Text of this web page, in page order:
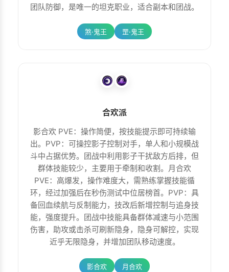
团队防御，是唯一的坦克职业，适合副本和团战。
煞·鬼王 罡·鬼王
合欢派
影合欢 PVE：操作简便，按技能提示即可持续输
出。PVP：可操控影子控制对手，单人和小规模战
斗中占据优势。团战中利用影子干扰敌方后排，但
群体技能较少，主要用于牵制和收割。月合欢
PVE：高爆发，操作难度大，需熟练掌握技能循
环，经过加强后在秒伤测试中位居榜首。PVP：具
备回血续航与反制能力，技改后新增控制与追身技
能，强度提升。团战中技能具备群体减速与小范围
伤害，助攻或击杀可刷新隐身，隐身可解控，实现
近乎无限隐身，并增加团队移动速度。
影合欢 月合欢